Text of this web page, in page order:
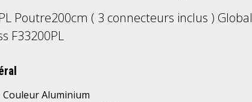
Poutre200cm ( 3 connecteurs inclus ) Global
F33200PL
CouleurAluminium